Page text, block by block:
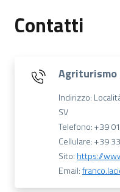
Contatti
Agriturismo
Indirizzo:
SV
Telefono: +39
Cellulare: +39
Sito: https://
Email: